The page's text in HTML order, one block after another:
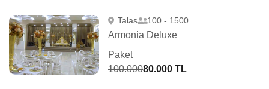
Talas 100 - 1500
Armonia Deluxe
Paket
100.00080.000 TL